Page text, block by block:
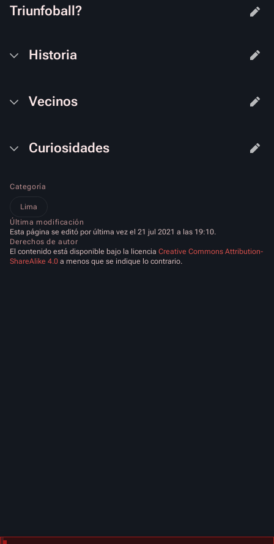
Triunfoball?
Historia
Vecinos
Curiosidades
Categoría
Lima
Última modificación
Esta página se editó por última vez el 21 jul 2021 a las 19:10.
Derechos de autor
El contenido está disponible bajo la licencia Creative Commons Attribution-
ShareAlike 4.0 a menos que se indique lo contrario.